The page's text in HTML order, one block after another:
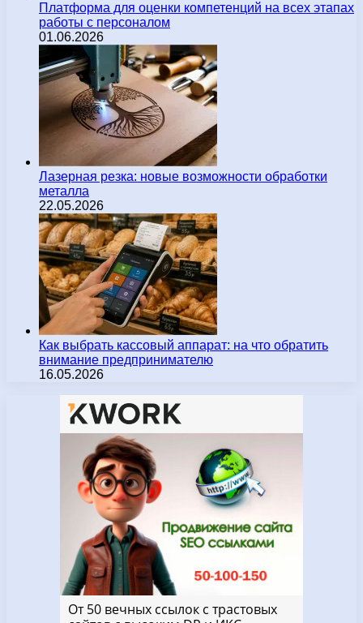
Платформа для оценки компетенций на всех этапах
работы с персоналом
01.06.2026
Лазерная резка: новые возможности обработки
металла
22.05.2026
Как выбрать кассовый аппарат: на что обратить
внимание предпринимателю
16.05.2026